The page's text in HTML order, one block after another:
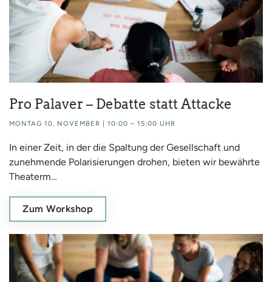
Pro Palaver – Debatte statt Attacke
MONTAG 10. NOVEMBER | 10:00 – 15:00 UHR
In einer Zeit, in der die Spaltung der Gesellschaft und
zunehmende Polarisierungen drohen, bieten wir bewährte
Theaterm…
Zum Workshop